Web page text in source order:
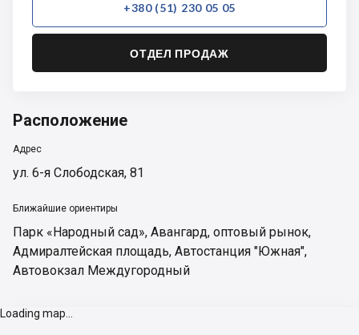
+380 (51) 230 05 05
ОТДЕЛ ПРОДАЖ
Расположение
Адрес
ул. 6-я Слободская, 81
Ближайшие ориентиры
Парк «Народный сад», Авангард, оптовый рынок,
Адмиралтейская площадь, Автостанция "Южная",
Автовокзал Междугородный
Loading map...